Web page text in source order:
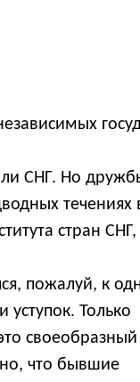
СНГ. Но
течениях
стран СНГ,
пожалуй, к
уступок. Только
что бывшие